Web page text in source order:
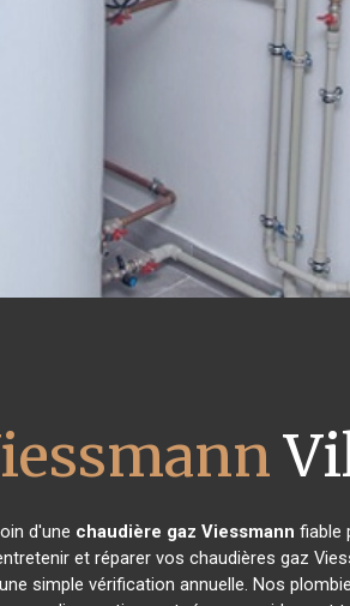
d'une chaudière gaz Viessmann fiable
et réparer vos chaudières gaz
simple vérification annuelle. Nos